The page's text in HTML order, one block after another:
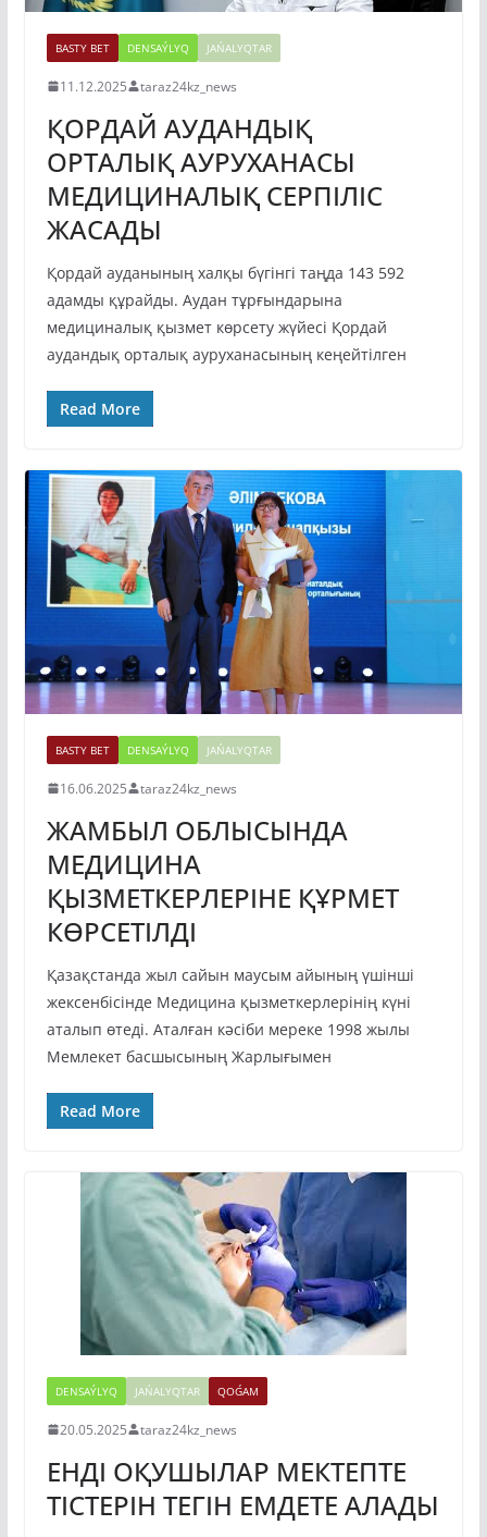
BASTY BET DENSAÝLYQ JAŃALYQTAR
11.12.2025 taraz24kz_news
ҚОРДАЙ АУДАНДЫҚ
ОРТАЛЫҚ АУРУХАНАСЫ
МЕДИЦИНАЛЫҚ СЕРПІЛІС
ЖАСАДЫ
Қордай ауданының халқы бүгінгі таңда 143 592
адамды құрайды. Аудан тұрғындарына
медициналық қызмет көрсету жүйесі Қордай
аудандық орталық ауруханасының кеңейтілген
Read More
BASTY BET DENSAÝLYQ JAŃALYQTAR
16.06.2025 taraz24kz_news
ЖАМБЫЛ ОБЛЫСЫНДА
МЕДИЦИНА
ҚЫЗМЕТКЕРЛЕРІНЕ ҚҰРМЕТ
КӨРСЕТІЛДІ
Қазақстанда жыл сайын маусым айының үшінші
жексенбісінде Медицина қызметкерлерінің күні
аталып өтеді. Аталған кәсіби мереке 1998 жылы
Мемлекет басшысының Жарлығымен
Read More
DENSAÝLYQ JAŃALYQTAR QOǴAM
20.05.2025 taraz24kz_news
ЕНДІ ОҚУШЫЛАР МЕКТЕПТЕ
ТІСТЕРІН ТЕГІН ЕМДЕТЕ АЛАДЫ